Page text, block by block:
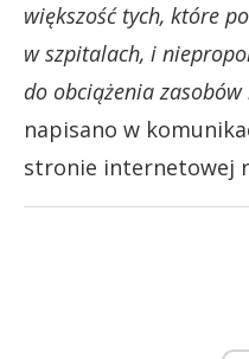
większość tych, które
w szpitalach, i
do obciążenia zasobów
napisano w
stronie internetowej